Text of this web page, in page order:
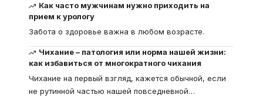
Как часто мужчинам нужно приходить на
прием к урологу
Забота о здоровье важна в любом возрасте.
Чихание – патология или норма нашей жизни:
как избавиться от многократного чихания
Чихание на первый взгляд, кажется обычной, если
не рутинной частью нашей повседневной…